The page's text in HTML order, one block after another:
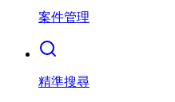
案件管理
精準搜尋